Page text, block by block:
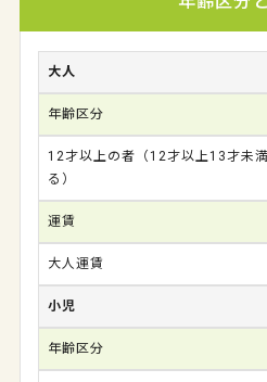
大人
年齢区分
12才以上の者（12才以上13才未
る）
運賃
大人運賃
小児
年齢区分